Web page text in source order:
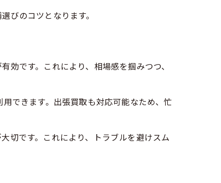
びのコツとなります。
です。これにより、相場感を掴みつつ、
できます。出張買取も対応可能なため、忙
切です。これにより、トラブルを避けスム